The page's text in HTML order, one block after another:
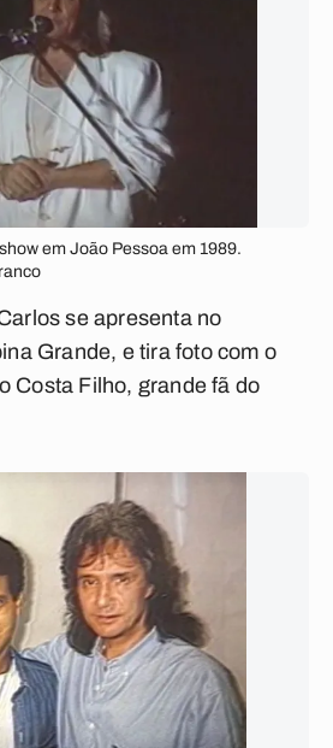
em João Pessoa em 1989.
se apresenta no
Grande, e tira foto com o
Costa Filho, grande fã do